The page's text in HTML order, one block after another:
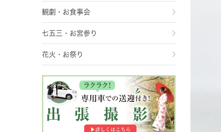
観劇・お食事会
七五三・お宮参り
花火・お祭り